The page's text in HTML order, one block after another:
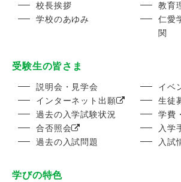
校長挨拶
教育
学校のあゆみ
仁愛
関
受験生の皆さま
説明会・見学会
イベ
インターネット出願
生徒
過去の入学試験状況
学費
合否照会
入学
過去の入試問題
入試
学びの特色